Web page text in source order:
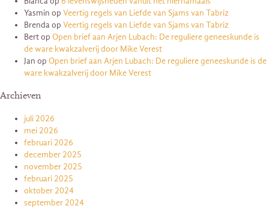
Yasmin op Veertig regels van Liefde van Sjams van Tabriz
Brendaop Veertig regels van Liefde van Sjams van Tabriz
Bertop Open brief aan Arjen Lubach: De reguliere geneeskunde is
de ware kwakzalverij door Mike Verest
Jan op Open brief aan Arjen Lubach: De reguliere geneeskunde is de
ware kwakzalverij door Mike Verest
Archieven
juli 2026
mei 2026
februari 2026
december 2025
november 2025
februari 2025
oktober 2024
september 2024